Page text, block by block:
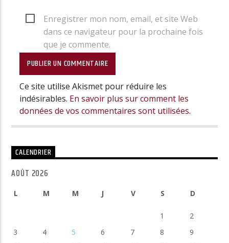
Enregistrer mon nom, email, et site Web
dans ce navigateur pour la prochaine fois
que je commente.
Ce site utilise Akismet pour réduire les
indésirables. En savoir plus sur comment les
données de vos commentaires sont utilisées.
CALENDRIER
AOÛT 2026
L M M J V S D
1
2
3
4 5 6 7 8
9